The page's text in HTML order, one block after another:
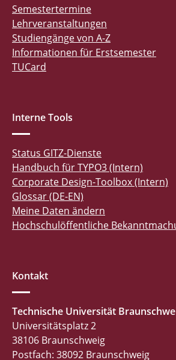
Semestertermine
Lehrveranstaltungen
Studiengänge von A-Z
Informationen für Erstsemester
TUCard
Interne Tools
Status GITZ-Dienste
Handbuch für TYPO3 (Intern)
Corporate Design-Toolbox (Intern)
Glossar (DE-EN)
Meine Daten ändern
Hochschulöffentliche
Kontakt
Technische Universität
Universitätsplatz 2
38106 Braunschweig
Postfach: 38092 Braunschweig